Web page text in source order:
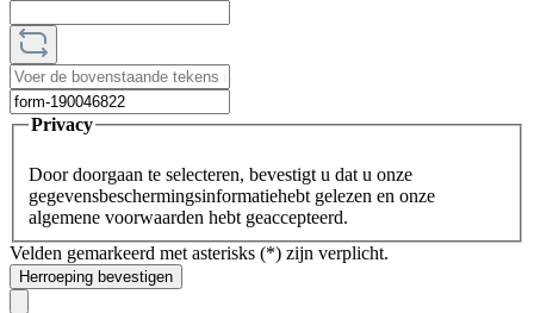
Privacy
Door doorgaan te selecteren, bevestigt u dat u onze
gegevensbeschermingsinformatiehebt gelezen en onze
algemene voorwaarden hebt geaccepteerd.
Velden gemarkeerd met asterisks (*) zijn verplicht.
Herroeping bevestigen